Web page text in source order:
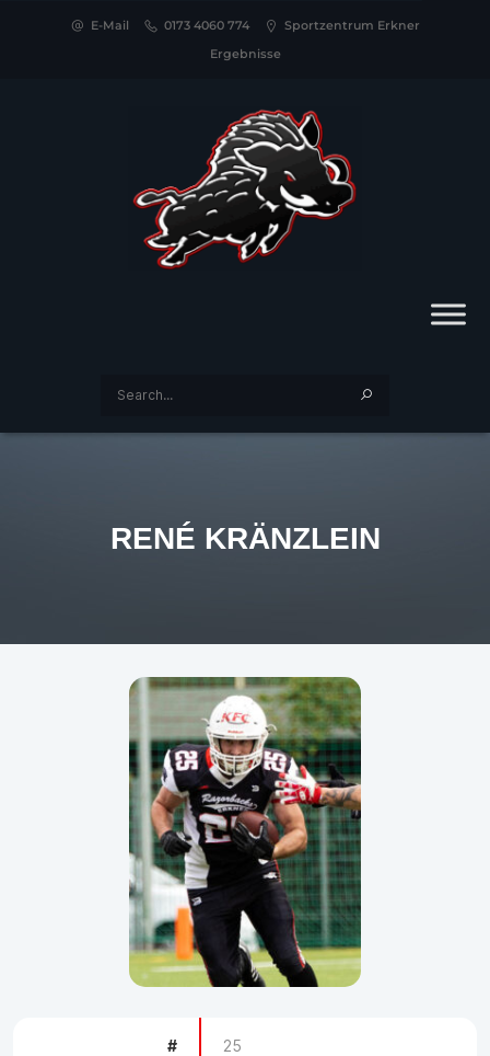
E-Mail 0173 4060 774
Sportzentrum Erkner
Ergebnisse
RENÉ KRÄNZLEIN
# 25